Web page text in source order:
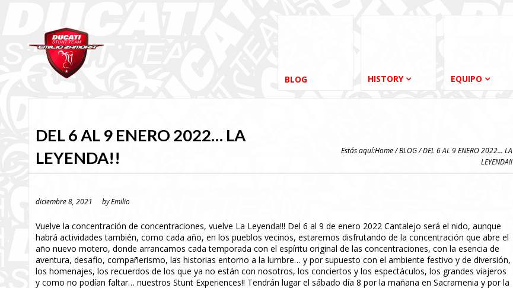
BLOG HISTORY EQUIPO
DEL 6 AL 9 ENERO 2022… LA
LEYENDA!!
Estás aquí:Home/BLOG/ DEL 6 AL 9 ENERO 2022... LA
LEYENDA!!
diciembre 8, 2021 byEmilio
Vuelve la concentración de concentraciones, vuelve La Leyenda!!! Del 6 al 9 de enero 2022 Cantalejo será el nido, aunque
habrá actividades también, como cada año, en los pueblos vecinos, estaremos disfrutando de la concentración que abre el
año nuevo motero, donde arrancamos cada temporada con el espíritu original de las concentraciones, con la esencia de
aventura, desafío, compañerismo, las historias entorno a la lumbre… y por supuesto con el ambiente festivo y de diversión,
los homenajes, los recuerdos de los que ya no están con nosotros, los conciertos y los espectáculos, los grandes viajeros
y como no podían faltar… nuestros Stunt Experiences!! Tendrán lugar el sábado día 8 por la mañana en Sacramenia y por la